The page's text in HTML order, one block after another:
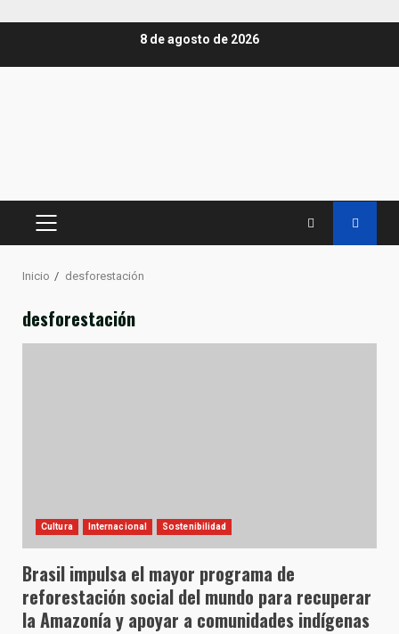
8 de agosto de 2026
MENÚ
Inicio desforestación
desforestación
Cultura Internacional Sostenibilidad
Brasil impulsa el mayor programa de
reforestación social del mundo para recuperar
la Amazonía y apoyar a comunidades indígenas